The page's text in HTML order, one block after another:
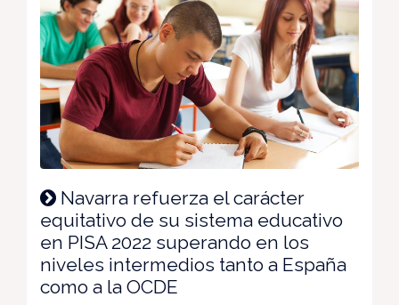
Navarra refuerza el carácter
equitativo de su sistema educativo
en PISA 2022 superando en los
niveles intermedios tanto a España
como a la OCDE